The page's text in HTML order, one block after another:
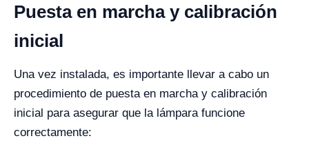
Puesta en marcha y calibración
inicial
Una vez instalada, es importante llevar a cabo un
procedimiento de puesta en marcha y calibración
inicial para asegurar que la lámpara funcione
correctamente: